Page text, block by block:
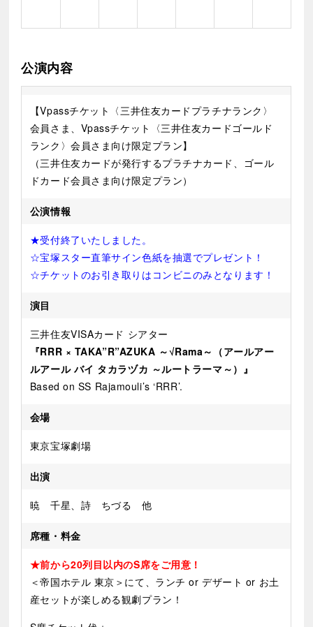
公演内容
【Vpassチケット〈三井住友カードプラチナランク〉
会員さま、Vpassチケット〈三井住友カードゴールド
ランク〉会員さま向け限定プラン】
（三井住友カードが発行するプラチナカード、ゴール
ドカード会員さま向け限定プラン）
公演情報
★受付終了いたしました。
☆宝塚スター直筆サイン色紙を抽選でプレゼント！
☆チケットのお引き取りはコンビニのみとなります！
演目
三井住友VISAカード シアター
『RRR × TAKA”R”AZUKA ～√Rama～（アールアー
ルアール バイ タカラヅカ ～ルートラーマ～）』
Based on SS Rajamouli’s ‘RRR’.
会場
東京宝塚劇場
出演
暁 千星、詩 ちづる 他
席種・料金
★前から20列目以内のS席をご用意！
＜帝国ホテル 東京＞にて、ランチ or デザート or お土
産セットが楽しめる観劇プラン！